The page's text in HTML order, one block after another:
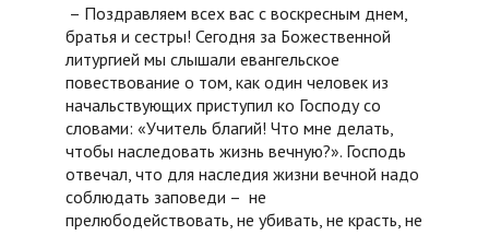
– Поздравляем всех вас с воскресным днем,
братья и сестры! Сегодня за Божественной
литургией мы слышали евангельское
повествование о том, как один человек из
начальствующих приступил ко Господу со
словами: «Учитель благий! Что мне делать,
чтобы наследовать жизнь вечную?». Господь
отвечал, что для наследия жизни вечной надо
соблюдать заповеди – не
прелюбодействовать, не убивать, не красть, не